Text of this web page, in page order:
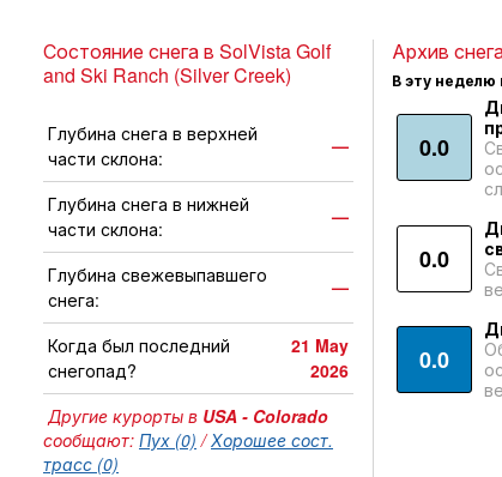
Состояние снега в SolVista Golf
and Ski Ranch (Silver Creek)
Глубина снега в верхней
части склона:
—
Глубина снега в нижней
части склона:
—
Глубина свежевыпавшего
снега:
—
Когда был последний
снегопад?
21 May
2026
Другие курорты в USA - Colorado
сообщают: Пух (0) /Хорошее сост.
трасс (0)
Архив
В эту
0.0
0.0
0.0